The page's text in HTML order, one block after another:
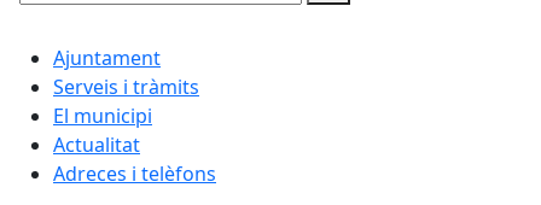
Cercar:
Ajuntament
Serveis i tràmits
El municipi
Actualitat
Adreces i telèfons